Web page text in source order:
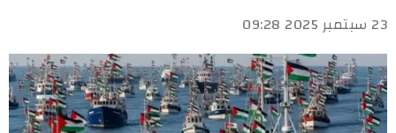
23 سبتمبر 2025 09:28